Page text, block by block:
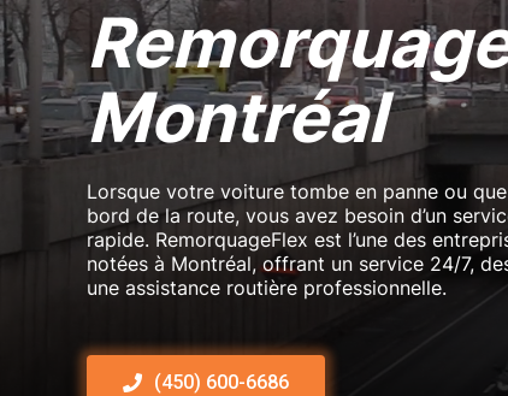
Montréal
Lorsque votre voiture tombe en panne ou
bord de la route, vous avez besoin d’un
rapide. RemorquageFlex est l’une des
notées à Montréal, offrant un service 24/7,
une assistance routière professionnelle.
(450) 600-6686